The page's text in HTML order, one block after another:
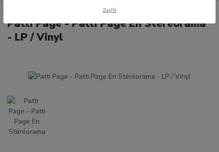
Patti Page - Patti Page En Stéréorama
- LP / Vinyl
Zavřít